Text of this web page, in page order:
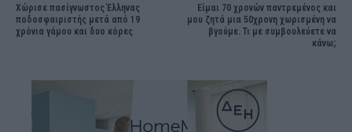
Χώρισε πασίγνωστος Έλληνας
ποδοσφαιριστής μετά από 19
χρόνια γάμου και δυο κόρες
Είμαι 70 χρоνών παντρεμένος και
μου ζητά μια 50χρονη χωρισμένη να
βγούμε. Τι με συμβоυλεύετε να
κάνω;